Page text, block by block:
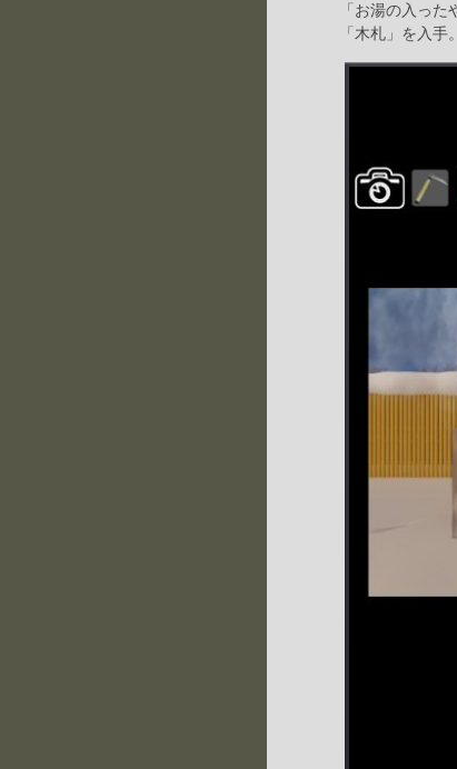
「お湯の入った
「木札」を入手。